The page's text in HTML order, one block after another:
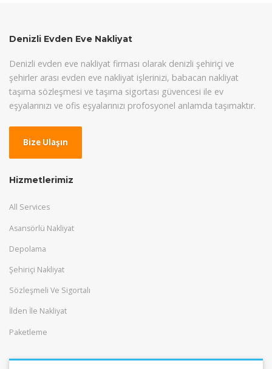
Denizli Evden Eve Nakliyat
Denizli evden eve nakliyat firması olarak denizli şehiriçi ve
şehirler arası evden eve nakliyat işlerinizi, babacan nakliyat
taşıma sözleşmesi ve taşıma sigortası güvencesi ile ev
eşyalarınızı ve ofis eşyalarınızı profosyonel anlamda taşımaktır.
Bize Ulaşın
Hizmetlerimiz
All Services
Asansörlü Nakliyat
Depolama
Şehiriçi Nakliyat
Sözleşmeli Ve Sigortalı
İlden İle Nakliyat
Paketleme